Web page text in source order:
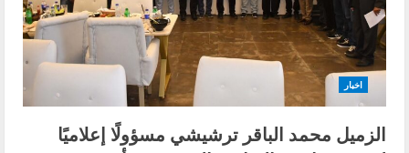
اخبار
الزميل محمد الباقر ترشيشي مسؤولًا إعلاميًا